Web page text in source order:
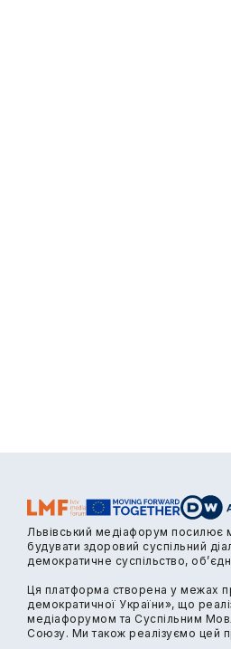
Львівський медіафорум посилює
будувати здоровий суспільний
демократичне суспільство,
Ця платформа створена у межах
демократичної України», що
медіафорумом та Суспільним
Союзу. Ми також реалізуємо цей